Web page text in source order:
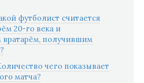
футболист считается
20-го века и
получившим
чего показывает
матча?